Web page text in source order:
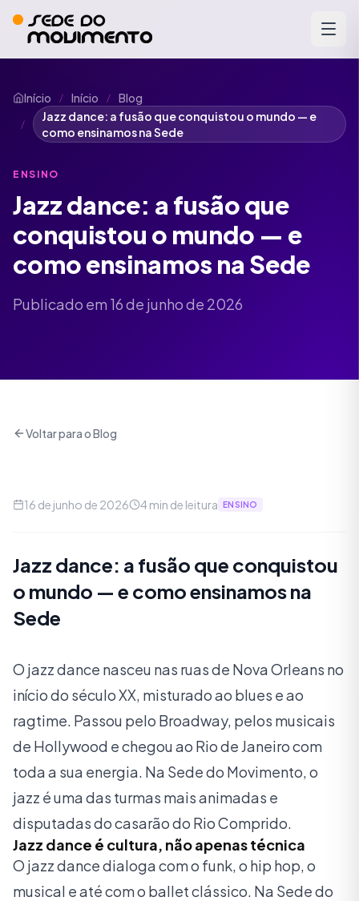
Início / Início / Blog
/
Jazz dance: a fusão que conquistou o mundo — e
como ensinamos na Sede
ENSINO
Jazz dance: a fusão que
conquistou o mundo — e
como ensinamos na Sede
Publicado em 16 de junho de 2026
Voltar para o Blog
16 de junho de 2026 4 min de leitura ENSINO
Jazz dance: a fusão que conquistou
o mundo — e como ensinamos na
Sede
O jazz dance nasceu nas ruas de Nova Orleans no
início do século XX, misturado ao blues e ao
ragtime. Passou pelo Broadway, pelos musicais
de Hollywood e chegou ao Rio de Janeiro com
toda a sua energia. Na Sede do Movimento, o
jazz é uma das turmas mais animadas e
disputadas do casarão do Rio Comprido.
Jazz dance é cultura, não apenas técnica
O jazz dance dialoga com o funk, o hip hop, o
musical e até com o ballet clássico. Na Sede do